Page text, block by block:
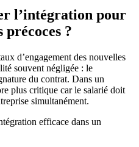
l’intégration pour
?
d’engagement des nouvelles
souvent négligée : le
du contrat. Dans un
plus critique car le salarié doit
simultanément.
efficace dans un